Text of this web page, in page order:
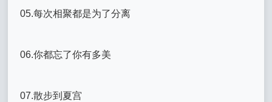
05.每次相聚都是为了分离
06.你都忘了你有多美
07.散步到夏宫